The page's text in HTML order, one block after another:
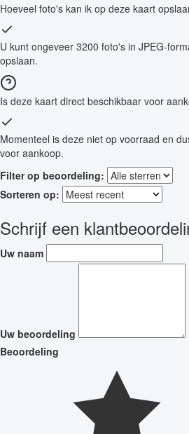
Hoeveel foto's kan ik op deze kaart
U kunt ongeveer 3200 foto's in JPEG-
opslaan.
Is deze kaart direct beschikbaar voor
Momenteel is deze niet op voorraad en
voor aankoop.
Filter op beoordeling:
Sorteren op:
Schrijf een
Uw naam
Uw beoordeling
Beoordeling